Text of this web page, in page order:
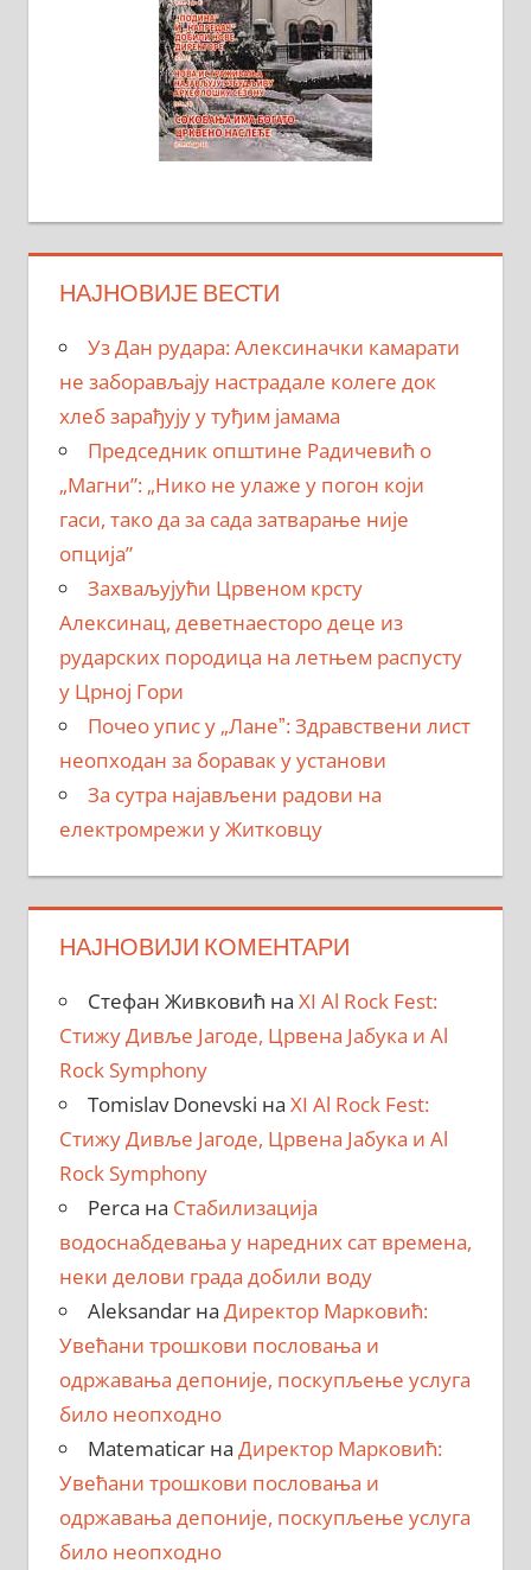
НАЈНОВИЈЕ ВЕСТИ
Уз Дан рудара: Алексиначки камарати
не заборављају настрадале колеге док
хлеб зарађују у туђим јамама
Председник општине Радичевић о
„Магни”: „Нико не улаже у погон који
гаси, тако да за сада затварање није
опција”
Захваљујући Црвеном крсту
Алексинац, деветнаесторо деце из
рударских породица на летњем распусту
у Црној Гори
Почео упис у „Ланеˮ: Здравствени лист
неопходан за боравак у установи
За сутра најављени радови на
електромрежи у Житковцу
НАЈНОВИЈИ КОМЕНТАРИ
Стефан Живковић на XI Al Rock Fest:
Стижу Дивље Јагоде, Црвена Јабука и Al
Rock Symphony
Tomislav Donevski на XI Al Rock Fest:
Стижу Дивље Јагоде, Црвена Јабука и Al
Rock Symphony
Perca на Стабилизација
водоснабдевања у наредних сат времена,
неки делови града добили воду
Aleksandarна Директор Марковић:
Увећани трошкови пословања и
одржавања депоније, поскупљење услуга
било неопходно
Matematicarна Директор Марковић:
Увећани трошкови пословања и
одржавања депоније, поскупљење услуга
било неопходно